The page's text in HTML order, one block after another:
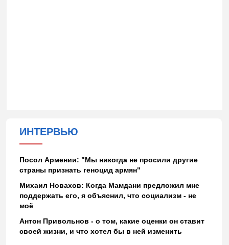
ИНТЕРВЬЮ
Посол Армении: "Мы никогда не просили другие
страны признать геноцид армян"
Михаил Новахов: Когда Мамдани предложил мне
поддержать его, я объяснил, что социализм - не
моё
Антон Привольнов - о том, какие оценки он ставит
своей жизни, и что хотел бы в ней изменить